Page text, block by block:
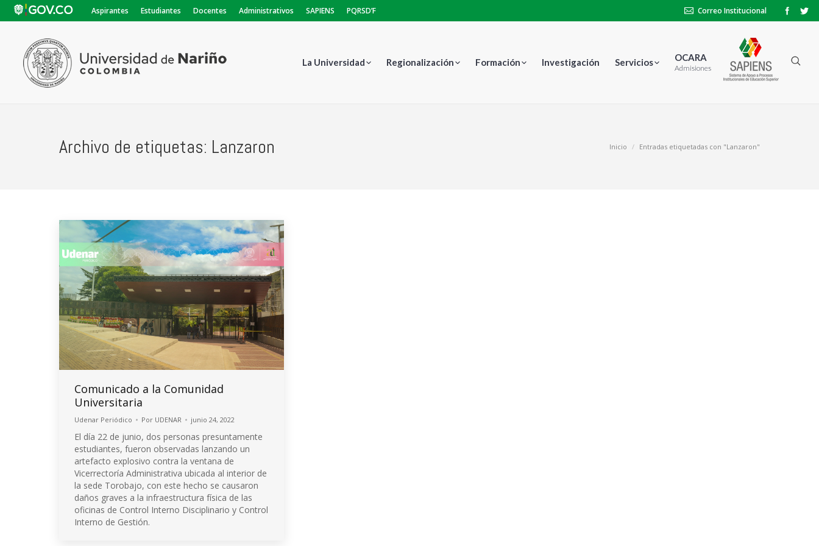
Aspirantes Estudiantes Docentes Administrativos SAPIENS PQRSD’F Correo Institucional
La Universidad Regionalización Formación Investigación Servicios OCARA
Admisiones
Archivo de etiquetas: Lanzaron Inicio Entradas etiquetadas con "Lanzaron"
Comunicado a la Comunidad
Universitaria
Udenar Periódico Por UDENAR junio 24, 2022
El día 22 de junio, dos personas presuntamente
estudiantes, fueron observadas lanzando un
artefacto explosivo contra la ventana de
Vicerrectoría Administrativa ubicada al interior de
la sede Torobajo, con este hecho se causaron
daños graves a la infraestructura física de las
oficinas de Control Interno Disciplinario y Control
Interno de Gestión.